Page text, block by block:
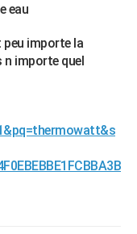
eau
importe la
n importe quel